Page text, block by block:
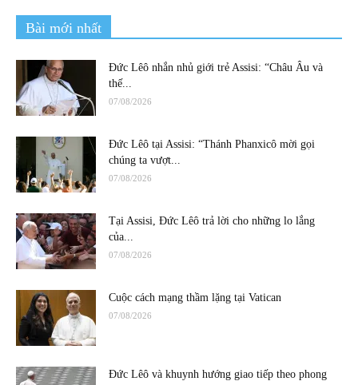
Bài mới nhất
Đức Lêô nhắn nhủ giới trẻ Assisi: “Châu Âu và
thế...
07/08/2026
Đức Lêô tại Assisi: “Thánh Phanxicô mời gọi
chúng ta vượt...
07/08/2026
Tại Assisi, Đức Lêô trả lời cho những lo lắng
của...
07/08/2026
Cuộc cách mạng thầm lặng tại Vatican
07/08/2026
Đức Lêô và khuynh hướng giao tiếp theo phong